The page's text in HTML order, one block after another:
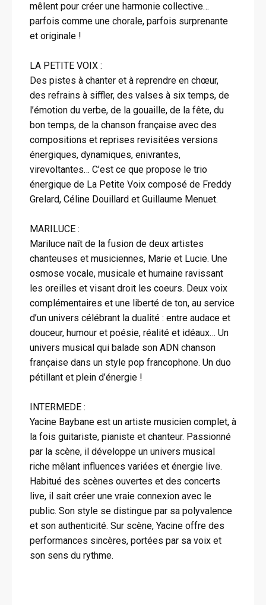
mêlent pour créer une harmonie collective…
parfois comme une chorale, parfois surprenante
et originale !
LA PETITE VOIX :
Des pistes à chanter et à reprendre en chœur,
des refrains à siffler, des valses à six temps, de
l’émotion du verbe, de la gouaille, de la fête, du
bon temps, de la chanson française avec des
compositions et reprises revisitées versions
énergiques, dynamiques, enivrantes,
virevoltantes… C’est ce que propose le trio
énergique de La Petite Voix composé de Freddy
Grelard, Céline Douillard et Guillaume Menuet.
MARILUCE :
Mariluce naît de la fusion de deux artistes
chanteuses et musiciennes, Marie et Lucie. Une
osmose vocale, musicale et humaine ravissant
les oreilles et visant droit les coeurs. Deux voix
complémentaires et une liberté de ton, au service
d’un univers célébrant la dualité : entre audace et
douceur, humour et poésie, réalité et idéaux… Un
univers musical qui balade son ADN chanson
française dans un style pop francophone. Un duo
pétillant et plein d’énergie !
INTERMEDE :
Yacine Baybane est un artiste musicien complet, à
la fois guitariste, pianiste et chanteur. Passionné
par la scène, il développe un univers musical
riche mêlant influences variées et énergie live.
Habitué des scènes ouvertes et des concerts
live, il sait créer une vraie connexion avec le
public. Son style se distingue par sa polyvalence
et son authenticité. Sur scène, Yacine offre des
performances sincères, portées par sa voix et
son sens du rythme.